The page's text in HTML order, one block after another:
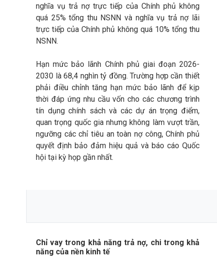
nghĩa vụ trả nợ trực tiếp của Chính phủ không
quá 25% tổng thu NSNN và nghĩa vụ trả nợ lãi
trực tiếp của Chính phủ không quá 10% tổng thu
NSNN.
Hạn mức bảo lãnh Chính phủ giai đoạn 2026-
2030 là 68,4 nghìn tỷ đồng. Trường hợp cần thiết
phải điều chỉnh tăng hạn mức bảo lãnh để kịp
thời đáp ứng nhu cầu vốn cho các chương trình
tín dụng chính sách và các dự án trọng điểm,
quan trọng quốc gia nhưng không làm vượt trần,
ngưỡng các chỉ tiêu an toàn nợ công, Chính phủ
quyết định bảo đảm hiệu quả và báo cáo Quốc
hội tại kỳ họp gần nhất.
Chỉ vay trong khả năng trả nợ, chi trong khả
năng của nền kinh tế